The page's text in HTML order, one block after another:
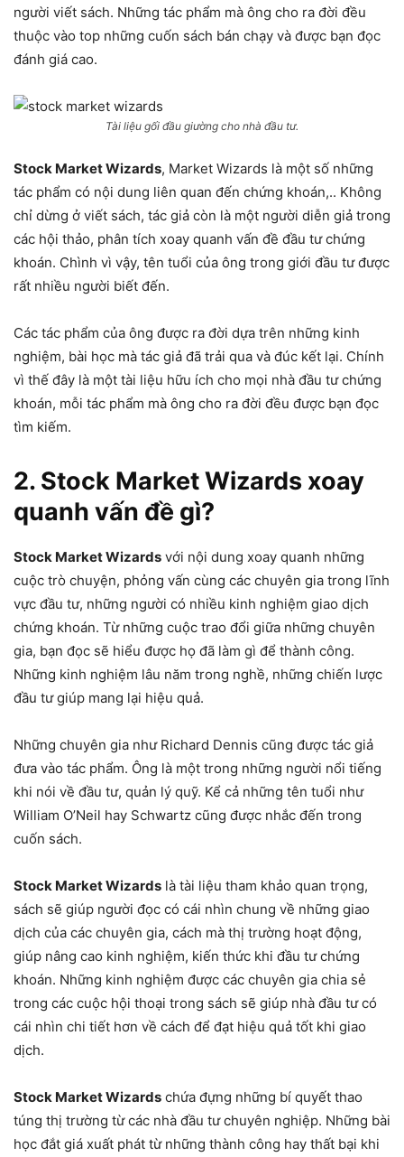
người viết sách. Những tác phẩm mà ông cho ra đời đều
thuộc vào top những cuốn sách bán chạy và được bạn đọc
đánh giá cao.
Tài liệu gối đầu giường cho nhà đầu tư.
Stock Market Wizards, Market Wizards là một số những
tác phẩm có nội dung liên quan đến chứng khoán,.. Không
chỉ dừng ở viết sách, tác giả còn là một người diễn giả trong
các hội thảo, phân tích xoay quanh vấn đề đầu tư chứng
khoán. Chình vì vậy, tên tuổi của ông trong giới đầu tư được
rất nhiều người biết đến.
Các tác phẩm của ông được ra đời dựa trên những kinh
nghiệm, bài học mà tác giả đã trải qua và đúc kết lại. Chính
vì thế đây là một tài liệu hữu ích cho mọi nhà đầu tư chứng
khoán, mỗi tác phẩm mà ông cho ra đời đều được bạn đọc
tìm kiếm.
2. Stock Market Wizards xoay
quanh vấn đề gì?
Stock Market Wizards với nội dung xoay quanh những
cuộc trò chuyện, phỏng vấn cùng các chuyên gia trong lĩnh
vực đầu tư, những người có nhiều kinh nghiệm giao dịch
chứng khoán. Từ những cuộc trao đổi giữa những chuyên
gia, bạn đọc sẽ hiểu được họ đã làm gì để thành công.
Những kinh nghiệm lâu năm trong nghề, những chiến lược
đầu tư giúp mang lại hiệu quả.
Những chuyên gia như Richard Dennis cũng được tác giả
đưa vào tác phẩm. Ông là một trong những người nổi tiếng
khi nói về đầu tư, quản lý quỹ. Kể cả những tên tuổi như
William O’Neil hay Schwartz cũng được nhắc đến trong
cuốn sách.
Stock Market Wizards là tài liệu tham khảo quan trọng,
sách sẽ giúp người đọc có cái nhìn chung về những giao
dịch của các chuyên gia, cách mà thị trường hoạt động,
giúp nâng cao kinh nghiệm, kiến thức khi đầu tư chứng
khoán. Những kinh nghiệm được các chuyên gia chia sẻ
trong các cuộc hội thoại trong sách sẽ giúp nhà đầu tư có
cái nhìn chi tiết hơn về cách để đạt hiệu quả tốt khi giao
dịch.
Stock Market Wizards chứa đựng những bí quyết thao
túng thị trường từ các nhà đầu tư chuyên nghiệp. Những bài
học đắt giá xuất phát từ những thành công hay thất bại khi